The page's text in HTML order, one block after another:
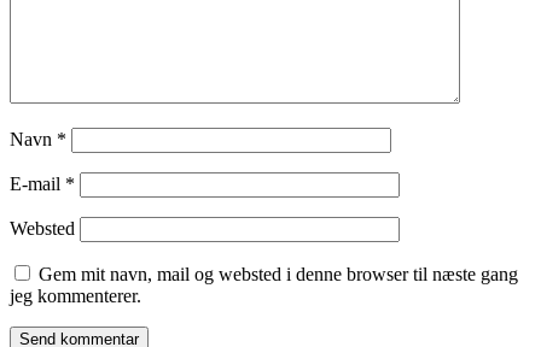
Navn *
E-mail *
Websted
Gem mit navn, mail og websted i denne browser til næste gang
jeg kommenterer.